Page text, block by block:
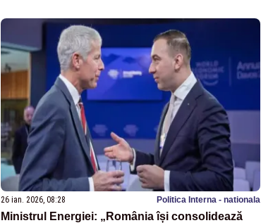
26 ian. 2026, 08:28 Politica Interna - nationala
Ministrul Energiei: „România își consolidează